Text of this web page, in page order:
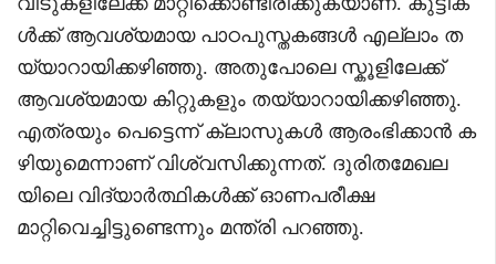
ൾക്ക് ആവശ്യമായ പാഠപുസ്തകങ്ങൾ എല്ലാം ത
യ്യാറായിക്കഴിഞ്ഞു. അതുപോലെ സ്കൂളിലേക്ക്
ആവശ്യമായ കിറ്റുകളും തയ്യാറായിക്കഴിഞ്ഞു.
എത്രയും പെട്ടെന്ന് ക്ലാസുകൾ ആരംഭിക്കാൻ ക
ഴിയുമെന്നാണ് വിശ്വസിക്കുന്നത്. ദുരിതമേഖല
യിലെ വിദ്യാർത്ഥികൾക്ക് ഓണപരീക്ഷ
മാറ്റിവെച്ചിട്ടുണ്ടെന്നും മന്ത്രി പറഞ്ഞു.